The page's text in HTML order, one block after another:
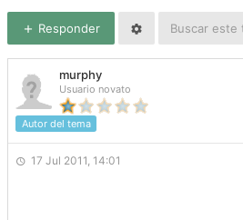
Responder
murphy
Usuario novato
Autor del tema
17 Jul 2011, 14:01